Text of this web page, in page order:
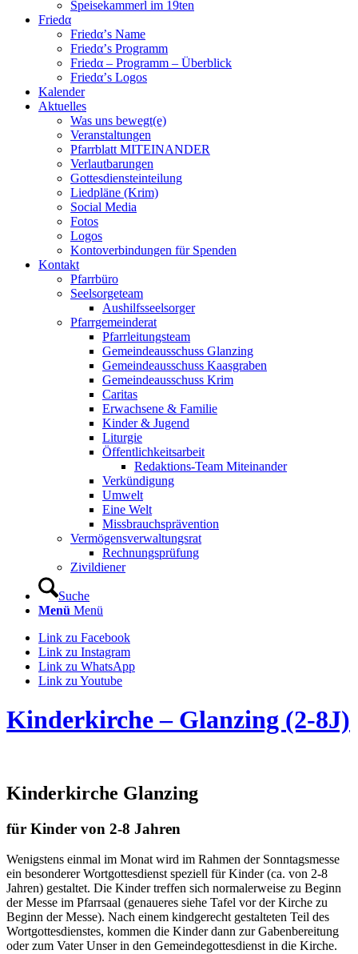
Speisekammerl im 19ten
Friedα
Friedα’s Name
Friedα’s Programm
Friedα – Programm – Überblick
Friedα’s Logos
Kalender
Aktuelles
Was uns bewegt(e)
Veranstaltungen
Pfarrblatt MITEINANDER
Verlautbarungen
Gottesdiensteinteilung
Liedpläne (Krim)
Social Media
Fotos
Logos
Kontoverbindungen für Spenden
Kontakt
Pfarrbüro
Seelsorgeteam
Aushilfsseelsorger
Pfarrgemeinderat
Pfarrleitungsteam
Gemeindeausschuss Glanzing
Gemeindeausschuss Kaasgraben
Gemeindeausschuss Krim
Caritas
Erwachsene & Familie
Kinder & Jugend
Liturgie
Öffentlichkeitsarbeit
Redaktions-Team Miteinander
Verkündigung
Umwelt
Eine Welt
Missbrauchsprävention
Vermögensverwaltungsrat
Rechnungsprüfung
Zivildiener
Suche
Menü Menü
Link zu Facebook
Link zu Instagram
Link zu WhatsApp
Link zu Youtube
Kinderkirche – Glanzing (2-8J)
Kinderkirche Glanzing
für Kinder von 2-8 Jahren
Wenigstens einmal im Monat wird im Rahmen der Sonntagsmesse
ein besonderer Wortgottesdienst speziell für Kinder (ca. von 2-8
Jahren) gestaltet. Die Kinder treffen sich normalerweise zu Beginn
der Messe im Pfarrsaal (genaueres siehe Tafel vor der Kirche zu
Beginn der Messe). Nach einem kindgerecht gestalteten Teil des
Wortgottesdienstes, kommen die Kinder dann zur Gabenbereitung
oder zum Vater Unser in den Gemeindegottesdienst in die Kirche.